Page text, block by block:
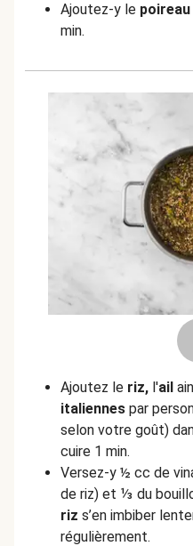
Ajoutez-y le poireau
min.
Ajoutez le riz, l'ail
italiennes par
selon votre goût)
cuire 1 min.
Versez-y ½ cc de
de riz) et ⅓ du
riz s’en imbiber
régulièrement.